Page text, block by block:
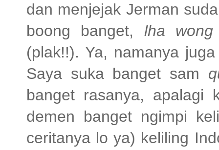
dan menjejak Jerman
boong banget, lha wong
(plak!!). Ya, namanya
Saya suka banget sam
banget rasanya,
demen banget ngimpi
ceritanya lo ya) keliling